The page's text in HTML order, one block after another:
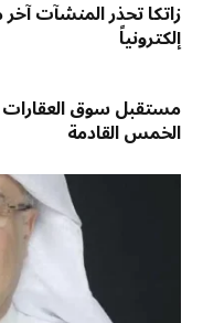
زاتكا تحذر المنشآت
إلكترونياً
مستقبل سوق
الخمس القادمة